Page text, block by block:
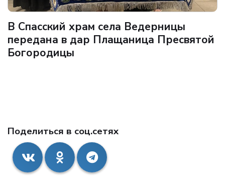
В Спасский храм села Ведерницы
передана в дар Плащаница Пресвятой
Богородицы
Поделиться в соц.сетях